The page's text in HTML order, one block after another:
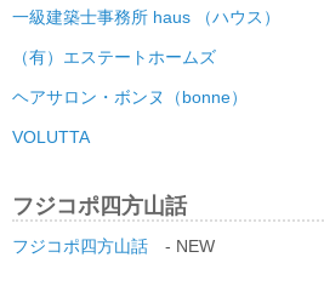
一級建築士事務所 haus （ハウス）
（有）エステートホームズ
ヘアサロン・ボンヌ（bonne）
VOLUTTA
フジコポ四方山話
フジコポ四方山話 - NEW